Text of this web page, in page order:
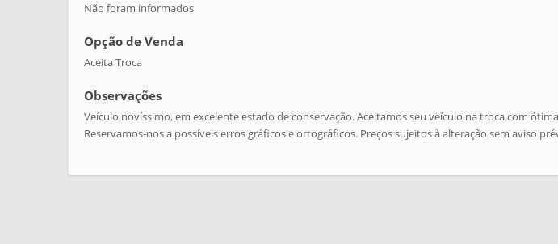
Não foram informados
Opção de Venda
Aceita Troca
Observações
Veículo novíssimo, em excelente estado de conservação. Aceitamos seu veículo na troca com
Reservamos-nos a possíveis erros gráficos e ortográficos. Preços sujeitos à alteração sem aviso